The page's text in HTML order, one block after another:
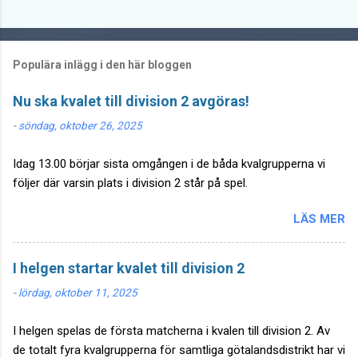
Populära inlägg i den här bloggen
Nu ska kvalet till division 2 avgöras!
-söndag, oktober 26, 2025
Idag 13.00 börjar sista omgången i de båda kvalgrupperna vi
följer där varsin plats i division 2 står på spel.
LÄS MER
I helgen startar kvalet till division 2
-lördag, oktober 11, 2025
I helgen spelas de första matcherna i kvalen till division 2. Av
de totalt fyra kvalgrupperna för samtliga götalandsdistrikt har vi